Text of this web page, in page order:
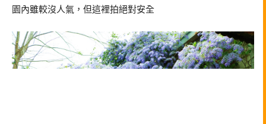
園內雖較沒人氣，但這裡拍絕對安全